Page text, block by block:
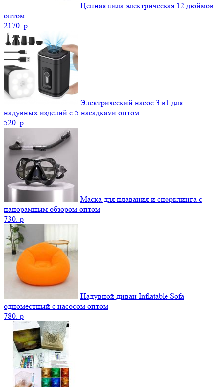
Цепная пила электрическая 12 дюймов
оптом
2170. p
Электрический насос 3 в1 для
надувных изделий с 5 насадками оптом
520. p
Маска для плавания и снорклинга с
панорамным обзором оптом
730. p
Надувной диван Inflatable Sofa
одноместный с насосом оптом
780. p